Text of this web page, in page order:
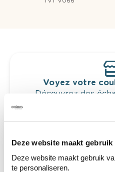
Deze website maakt
Deze website maakt gebruik
te personaliseren.
Voyez votre
Découvrez des
Obtenez des
combinaison de